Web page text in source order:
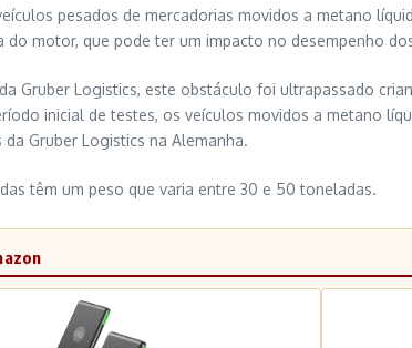
pesados de mercadorias movidos a metano
do motor, que pode ter um impacto no desempenho
Gruber Logistics, este obstáculo foi ultrapassado
inicial de testes, os veículos movidos a metano
Gruber Logistics na Alemanha.
têm um peso que varia entre 30 e 50 toneladas.